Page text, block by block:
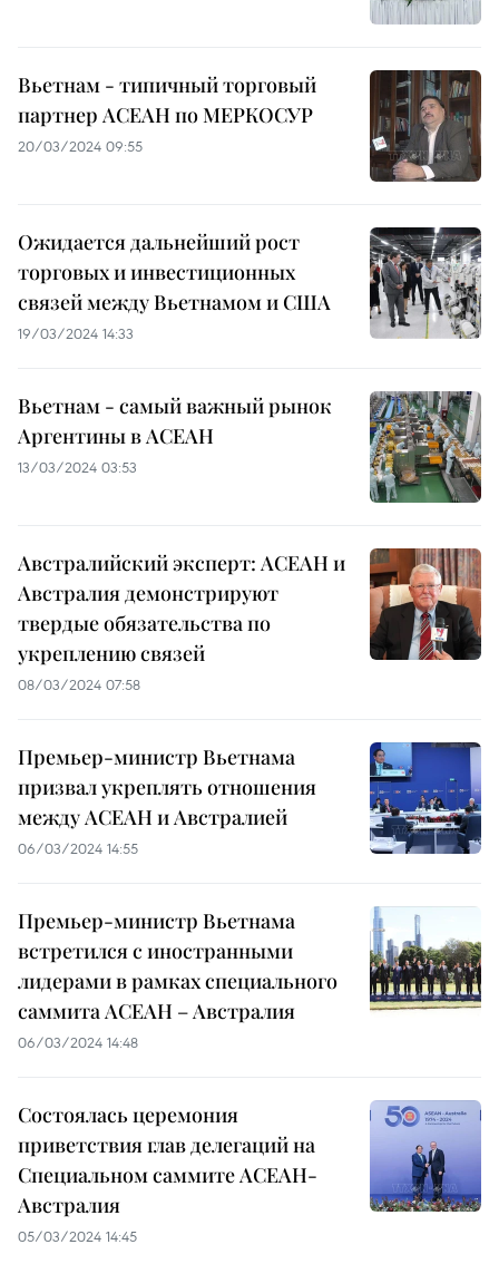
Вьетнам - типичный торговый
партнер АСЕАН по МЕРКОСУР
20/03/2024 09:55
Ожидается дальнейший рост
торговых и инвестиционных
связей между Вьетнамом и США
19/03/2024 14:33
Вьетнам - самый важный рынок
Аргентины в АСЕАН
13/03/2024 03:53
Австралийский эксперт: АСЕАН и
Австралия демонстрируют
твердые обязательства по
укреплению связей
08/03/2024 07:58
Премьер-министр Вьетнама
призвал укреплять отношения
между АСЕАН и Австралией
06/03/2024 14:55
Премьер-министр Вьетнама
встретился с иностранными
лидерами в рамках специального
саммита АСЕАН – Австралия
06/03/2024 14:48
Состоялась церемония
приветствия глав делегаций на
Специальном саммите АСЕАН-
Австралия
05/03/2024 14:45